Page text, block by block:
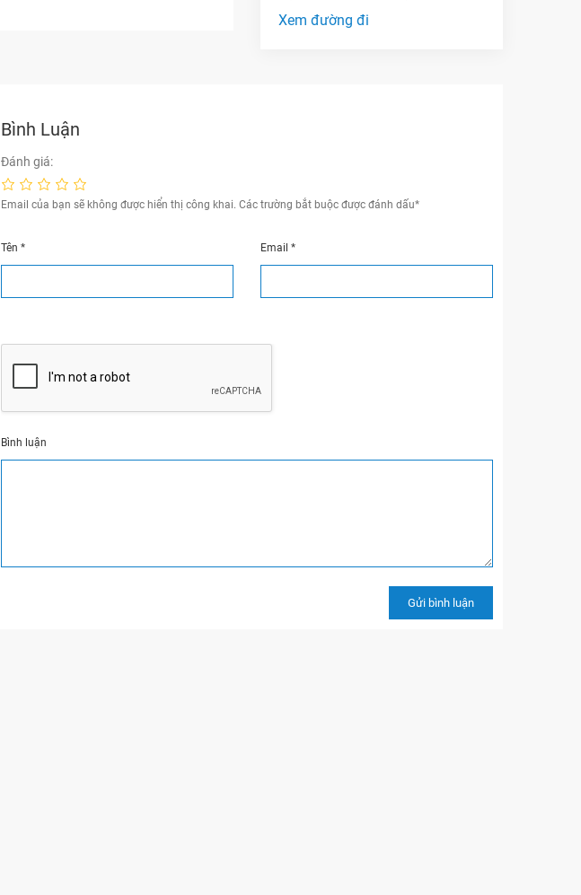
Xem đường đi
Bình Luận
Đánh giá:
Email của bạn sẽ không được hiển thị công khai. Các trường bắt buộc được đánh dấu*
Tên* Email *
Bình luận